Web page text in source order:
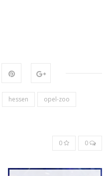
hessen opel-zoo
0 0